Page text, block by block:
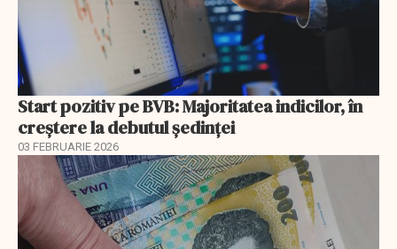
Start pozitiv pe BVB: Majoritatea indicilor, în
creştere la debutul şedinţei
03 FEBRUARIE 2026